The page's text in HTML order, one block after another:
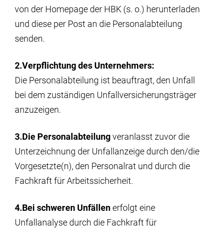
von der Homepage der HBK (s. o.) herunterladen
und diese per Post an die Personalabteilung
senden.
2.Verpflichtung des Unternehmers:
Die Personalabteilung ist beauftragt, den Unfall
bei dem zuständigen Unfallversicherungsträger
anzuzeigen.
3.Die Personalabteilungveranlasst zuvor die
Unterzeichnung der Unfallanzeige durch den/die
Vorgesetzte(n), den Personalrat und durch die
Fachkraft für Arbeitssicherheit.
4.Bei schweren Unfällenerfolgt eine
Unfallanalyse durch die Fachkraft für